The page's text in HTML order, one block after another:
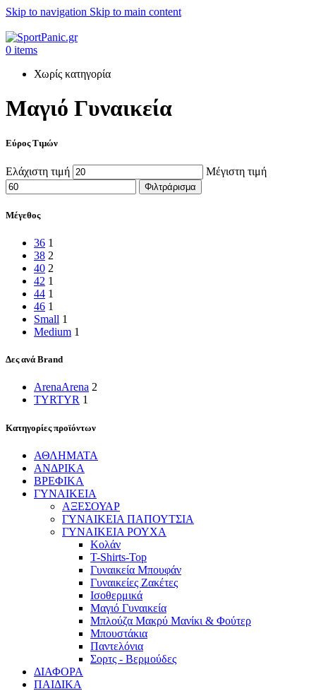
Skip to navigation Skip to main content
0 items
Χωρίς κατηγορία
Μαγιό Γυναικεία
Εύρος Τιμών
Ελάχιστη τιμή Μέγιστη τιμή
Φιλτράρισμα
Μέγεθος
36 1
38 2
40 2
42 1
44 1
46 1
Small 1
Medium 1
Δες ανά Brand
ArenaArena 2
TYRTYR 1
Κατηγορίες προϊόντων
ΑΘΛΗΜΑΤΑ
ΑΝΔΡΙΚΑ
ΒΡΕΦΙΚΑ
ΓΥΝΑΙΚΕΙΑ
ΑΞΕΣΟΥΑΡ
ΓΥΝΑΙΚΕΙΑ ΠΑΠΟΥΤΣΙΑ
ΓΥΝΑΙΚΕΙΑ ΡΟΥΧΑ
Kολάν
T-Shirts-Top
Γυναικεία Μπουφάν
Γυναικείες Ζακέτες
Ισοθερμικά
Μαγιό Γυναικεία
Μπλούζα Μακρύ Μανίκι & Φούτερ
Μπουστάκια
Παντελόνια
Σορτς - Βερμούδες
ΔΙΑΦΟΡΑ
ΠΑΙΔΙΚΑ